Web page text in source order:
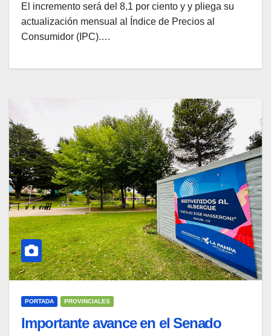
El incremento será del 8,1 por ciento y y pliega su
actualización mensual al Índice de Precios al
Consumidor (IPC).…
PORTADA PROVINCIALES
Importante avance en el Senado